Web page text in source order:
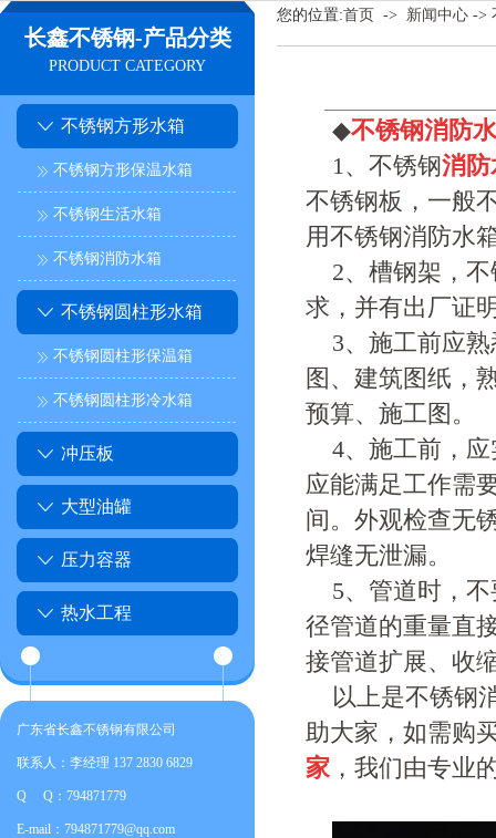
长鑫不锈钢-产品分类
PRODUCT CATEGORY
不锈钢方形水箱
不锈钢方形保温水箱
不锈钢生活水箱
不锈钢消防水箱
不锈钢圆柱形水箱
不锈钢圆柱形保温箱
不锈钢圆柱形冷水箱
冲压板
大型油罐
压力容器
热水工程
广东省长鑫不锈钢有限公司
联系人：李经理 137 2830 6829
Q Q：794871779
E-mail：794871779@qq.com
您的位置:首页 -> 新闻中心 ->
◆不锈钢消防
1、不锈钢消
不锈钢板，一般
用不锈钢消防水
2、槽钢架，
求，并有出厂证
3、施工前应
图、建筑图纸，
预算、施工图。
4、施工前，
应能满足工作需
间。外观检查无
焊缝无泄漏。
5、管道时，
径管道的重量直
接管道扩展、收
以上是不锈钢
助大家，如需购
家 ，我们由专业